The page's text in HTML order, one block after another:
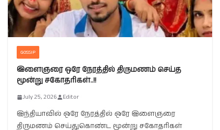
GOSSIP
இளைஞரை ஒரே நேரத்தில் திருமணம் செய்த
மூன்று சகோதரிகள்..!!
July 25, 2026 Editor
இந்தியாவில் ஒரே நேரத்தில் ஒரே இளைஞரை
திருமணம் செய்துகொண்ட மூன்று சகோதரிகள்